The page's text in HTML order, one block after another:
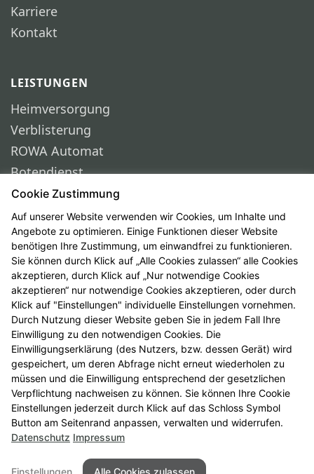
Karriere
Kontakt
LEISTUNGEN
Heimversorgung
Verblisterung
ROWA Automat
Botendienst
Zahlungsmöglichkeiten
Kundenkarte
Beratungsvideos
Kundenmagazin
Belsana Kompressionsstrümpfe
e-Rezept
RECHTLICHES
Impressum
Datenschutz
Barrierefreiheit
Cookie Zustimmung
Auf unserer Website verwenden wir Cookies, um Inhalte und
Angebote zu optimieren. Einige Funktionen dieser Website
benötigen Ihre Zustimmung, um einwandfrei zu funktionieren.
Sie können durch Klick auf „Alle Cookies zulassen“ alle Cookies
akzeptieren, durch Klick auf „Nur notwendige Cookies
akzeptieren“ nur notwendige Cookies akzeptieren, oder durch
Klick auf "Einstellungen" individuelle Einstellungen vornehmen.
Durch Nutzung dieser Website geben Sie in jedem Fall Ihre
Einwilligung zu den notwendigen Cookies. Die
Einwilligungserklärung (des Nutzers, bzw. dessen Gerät) wird
gespeichert, um deren Abfrage nicht erneut wiederholen zu
müssen und die Einwilligung entsprechend der gesetzlichen
Verpflichtung nachweisen zu können. Sie können Ihre Cookie
Einstellungen jederzeit durch Klick auf das Schloss Symbol
Button am Seitenrand anpassen, verwalten und widerrufen.
Datenschutz Impressum
Einstellungen Alle Cookies zulassen